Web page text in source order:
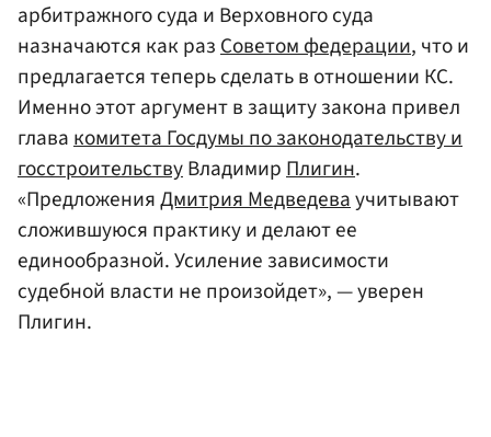
арбитражного суда и Верховного суда
назначаются как разСоветом федерации, что и
предлагается теперь сделать в отношении КС.
Именно этот аргумент в защиту закона привел
главакомитета Госдумы по законодательству и
госстроительствуВладимирПлигин.
«ПредложенияДмитрия Медведеваучитывают
сложившуюся практику и делают ее
единообразной. Усиление зависимости
судебной власти не произойдет», — уверен
Плигин.